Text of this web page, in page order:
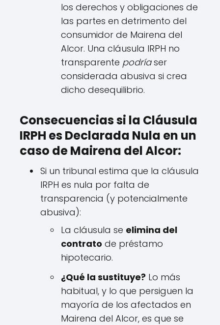
los derechos y obligaciones de
las partes en detrimento del
consumidor de Mairena del
Alcor. Una cláusula IRPH no
transparente podríaser
considerada abusiva si crea
dicho desequilibrio.
Consecuencias si la Cláusula
IRPH es Declarada Nula en un
caso de Mairena del Alcor:
Si un tribunal estima que la cláusula
IRPH es nula por falta de
transparencia (y potencialmente
abusiva):
La cláusula se elimina del
contrato de préstamo
hipotecario.
¿Qué la sustituye? Lo más
habitual, y lo que persiguen la
mayoría de los afectados en
Mairena del Alcor, es que se